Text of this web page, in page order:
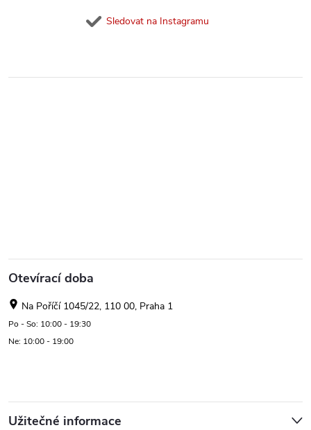
Sledovat na Instagramu
Otevírací doba
Na Poříčí 1045/22, 110 00, Praha 1
Po - So: 10:00 - 19:30
Ne: 10:00 - 19:00
Užitečné informace